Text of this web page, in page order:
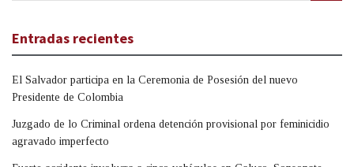
Entradas recientes
El Salvador participa en la Ceremonia de Posesión del nuevo
Presidente de Colombia
Juzgado de lo Criminal ordena detención provisional por feminicidio
agravado imperfecto